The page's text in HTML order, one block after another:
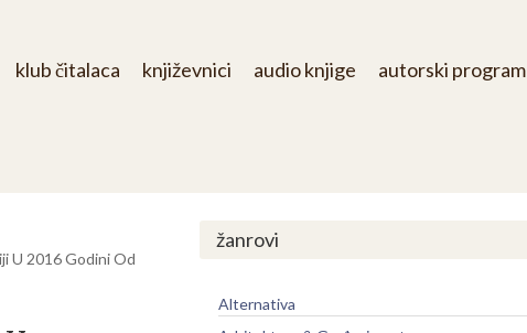
klub čitalaca književnici audio knjige autorski program
U 2016 Godini Od
žanrovi
Alternativa